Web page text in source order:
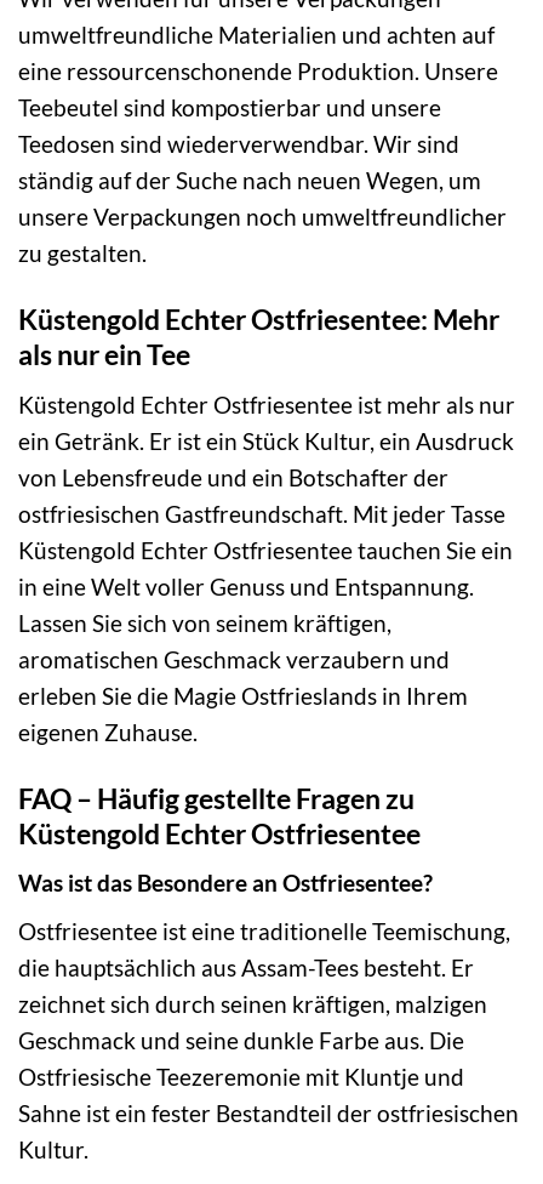
umweltfreundliche Materialien und achten auf
eine ressourcenschonende Produktion. Unsere
Teebeutel sind kompostierbar und unsere
Teedosen sind wiederverwendbar. Wir sind
ständig auf der Suche nach neuen Wegen, um
unsere Verpackungen noch umweltfreundlicher
zu gestalten.
Küstengold Echter Ostfriesentee: Mehr
als nur ein Tee
Küstengold Echter Ostfriesentee ist mehr als nur
ein Getränk. Er ist ein Stück Kultur, ein Ausdruck
von Lebensfreude und ein Botschafter der
ostfriesischen Gastfreundschaft. Mit jeder Tasse
Küstengold Echter Ostfriesentee tauchen Sie ein
in eine Welt voller Genuss und Entspannung.
Lassen Sie sich von seinem kräftigen,
aromatischen Geschmack verzaubern und
erleben Sie die Magie Ostfrieslands in Ihrem
eigenen Zuhause.
FAQ – Häufig gestellte Fragen zu
Küstengold Echter Ostfriesentee
Was ist das Besondere an Ostfriesentee?
Ostfriesentee ist eine traditionelle Teemischung,
die hauptsächlich aus Assam-Tees besteht. Er
zeichnet sich durch seinen kräftigen, malzigen
Geschmack und seine dunkle Farbe aus. Die
Ostfriesische Teezeremonie mit Kluntje und
Sahne ist ein fester Bestandteil der ostfriesischen
Kultur.